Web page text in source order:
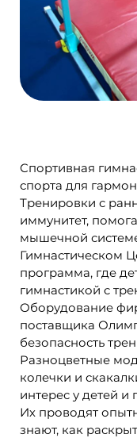
Спортивная
спорта для
Тренировки с
иммунитет,
мышечной
Гимнастическом
программа, где
гимнастикой с
Оборудование
поставщика
безопасность
Разноцветные
колечки и
интерес у детей
Их проводят
знают, как